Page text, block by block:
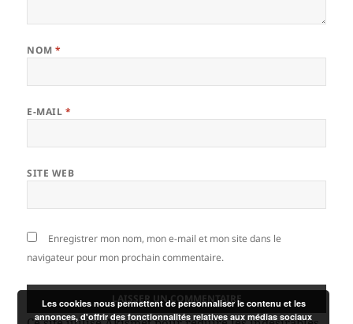
NOM*
E-MAIL *
SITE WEB
Enregistrer mon nom, mon e-mail et mon site dans le
navigateur pour mon prochain commentaire.
Les cookies nous permettent de personnaliser le contenu et les
annonces, d'offrir des fonctionnalités relatives aux médias sociaux